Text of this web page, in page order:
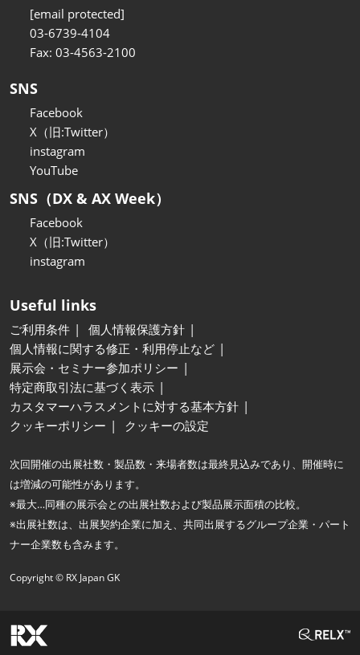
[email protected]
03-6739-4104
Fax: 03-4563-2100
SNS
Facebook
X（旧:Twitter）
instagram
YouTube
SNS（DX & AX Week）
Facebook
X（旧:Twitter）
instagram
Useful links
ご利用条件
個人情報保護方針
個人情報に関する修正・利用停止など
展示会・セミナー参加ポリシー
特定商取引法に基づく表示
カスタマーハラスメントに対する基本方針
クッキーポリシー
クッキーの設定
次回開催の出展社数・製品数・来場者数は最終見込みであり、開催時に
は増減の可能性があります。
※最大…同種の展示会との出展社数および製品展示面積の比較。
※出展社数は、出展契約企業に加え、共同出展するグループ企業・パート
ナー企業数も含みます。
Copyright © RX Japan GK